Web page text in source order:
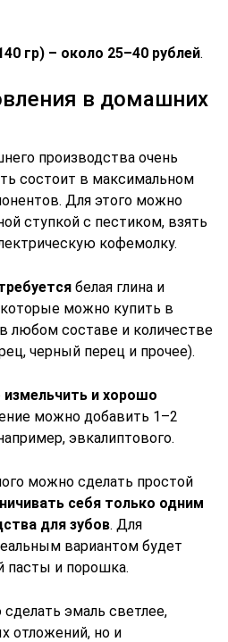
гр) – около 25–40 рублей.
в домашних
производства очень
состоит в максимальном
Для этого можно
ступкой с пестиком, взять
кофемолку.
белая глина и
можно купить в
любом составе и количестве
черный перец и прочее).
измельчить и хорошо
можно добавить 1–2
эвкалиптового.
можно сделать простой
себя только одним
для зубов. Для
вариантом будет
пасты и порошка.
эмаль светлее,
отложений, но и